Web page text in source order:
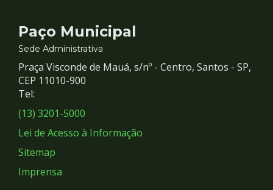
Contato
e
Redes
Sociais
Paço Municipal
Sede Administrativa
Praça Visconde de Mauá, s/nº - Centro, Santos - SP,
CEP 11010-900
Tel:
(13) 3201-5000
Lei de Acesso à Informação
Sitemap
Imprensa